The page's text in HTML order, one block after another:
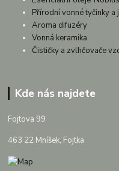
Přírodní vonné tyčinky a
Aroma difuzéry
Vonná keramika
Čističky a zvlhčovače
Kde nás najdete
Fojtova 99
463 22 Mníšek, Fojtka